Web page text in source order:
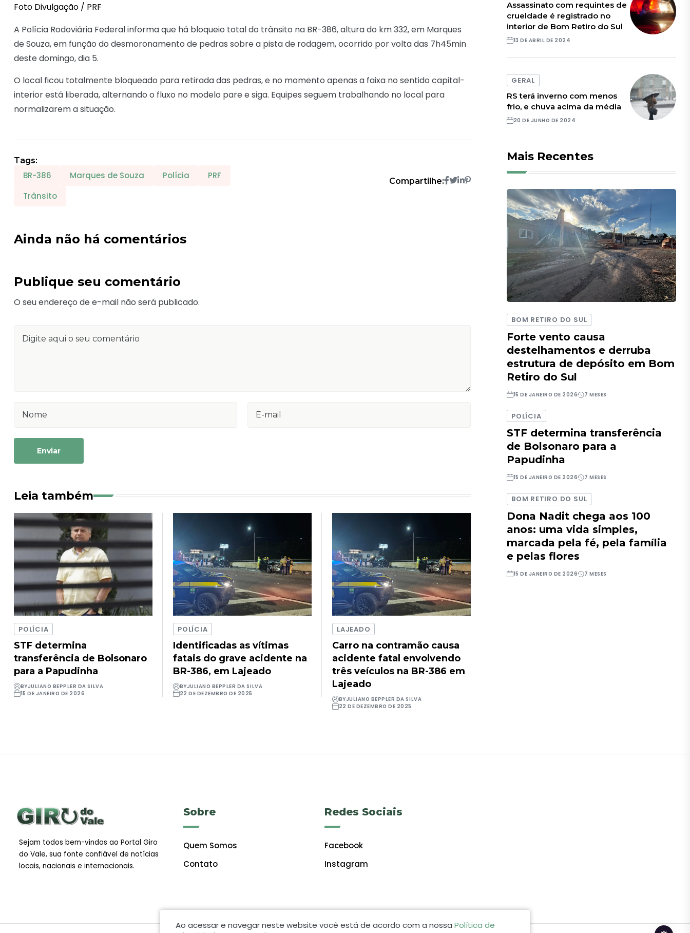
Foto Divulgação / PRF
A Polícia Rodoviária Federal informa que há bloqueio total do trânsito na BR-386, altura do km 332, em Marques
de Souza, em função do desmoronamento de pedras sobre a pista de rodagem, ocorrido por volta das 7h45min
deste domingo, dia 5.
O local ficou totalmente bloqueado para retirada das pedras, e no momento apenas a faixa no sentido capital-
interior está liberada, alternando o fluxo no modelo pare e siga. Equipes seguem trabalhando no local para
normalizarem a situação.
Tags:
BR-386 Marques de Souza Polícia
PRF
Trânsito
Compartilhe:
Ainda não há comentários
Publique seu comentário
O seu endereço de e-mail não será publicado.
Enviar
Leia também
POLÍCIA
STF determina
transferência de Bolsonaro
para a Papudinha
BYJULIANO BEPPLER DA SILVA
15 DE JANEIRO DE 2026
POLÍCIA
Identificadas as vítimas
fatais do grave acidente na
BR-386, em Lajeado
BYJULIANO BEPPLER DA SILVA
22 DE DEZEMBRO DE 2025
LAJEADO
Carro na contramão causa
acidente fatal envolvendo
três veículos na BR-386 em
Lajeado
BYJULIANO BEPPLER DA SILVA
22 DE DEZEMBRO DE 2025
Assassinato com requintes de
crueldade é registrado no
interior de Bom Retiro do Sul
13 DE ABRIL DE 2024
GERAL
RS terá inverno com menos
frio, e chuva acima da média
20 DE JUNHO DE 2024
Mais Recentes
BOM RETIRO DO SUL
Forte vento causa
destelhamentos e derruba
estrutura de depósito em Bom
Retiro do Sul
15 DE JANEIRO DE 2026 7 MESES
POLÍCIA
STF determina transferência
de Bolsonaro para a
Papudinha
15 DE JANEIRO DE 2026 7 MESES
BOM RETIRO DO SUL
Dona Nadit chega aos 100
anos: uma vida simples,
marcada pela fé, pela família
e pelas flores
15 DE JANEIRO DE 2026 7 MESES
Sejam todos bem-vindos ao Portal Giro
do Vale, sua fonte confiável de notícias
locais, nacionais e internacionais.
Sobre
Quem Somos
Contato
Redes Sociais
Facebook
Instagram
Ao acessar e navegar neste website você está de acordo com a nossa Política de